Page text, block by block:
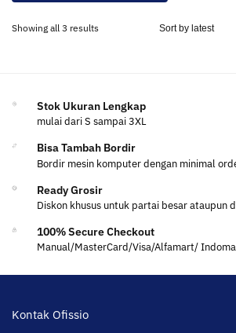
Showing all 3 results
Stok Ukuran Lengkap
mulai dari S sampai 3XL
Bisa Tambah Bordir
Bordir mesin komputer dengan minimal
Ready Grosir
Diskon khusus untuk partai besar ataupun
100% Secure Checkout
Manual/MasterCard/Visa/Alfamart/
Kontak Ofissio